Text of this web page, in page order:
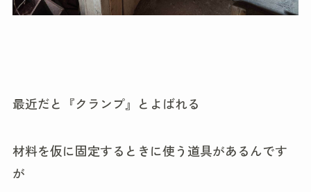
最近だと『クランプ』とよばれる
材料を仮に固定するときに使う道具があるんです
が